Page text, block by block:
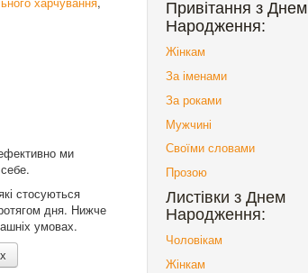
ми
стосуються
дня. Нижче
умовах.
Привітання з Днем
Народження:
Жінкам
За іменами
За роками
Мужчині
Своїми словами
Прозою
Листівки з Днем
Народження:
Чоловікам
Жінкам